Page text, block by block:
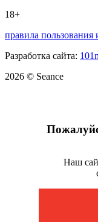
18+
правила
Разработка сайта:
2026 © Seance
Наш